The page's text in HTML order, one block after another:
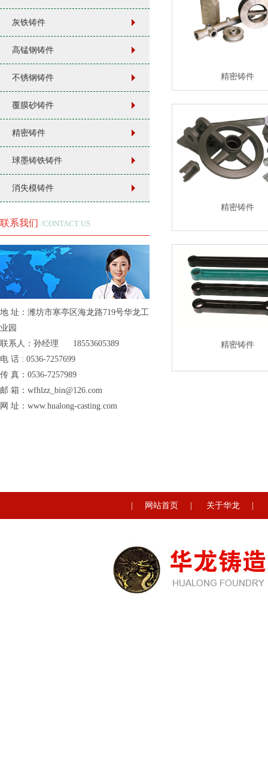
灰铁铸件
高锰钢铸件
不锈钢铸件
覆膜砂铸件
精密铸件
球墨铸铁铸件
消失模铸件
联系我们 /CONTACT US
地 址：潍坊市寒亭区海龙路719号华龙工
业园
联系人：孙经理 18553605389
电 话 : 0536-7257699
传 真：0536-7257989
邮 箱：wfhlzz_bin@126.com
网 址：www.hualong-casting.com
精密铸件
精密铸件
精密铸件
网站首页 关于华龙